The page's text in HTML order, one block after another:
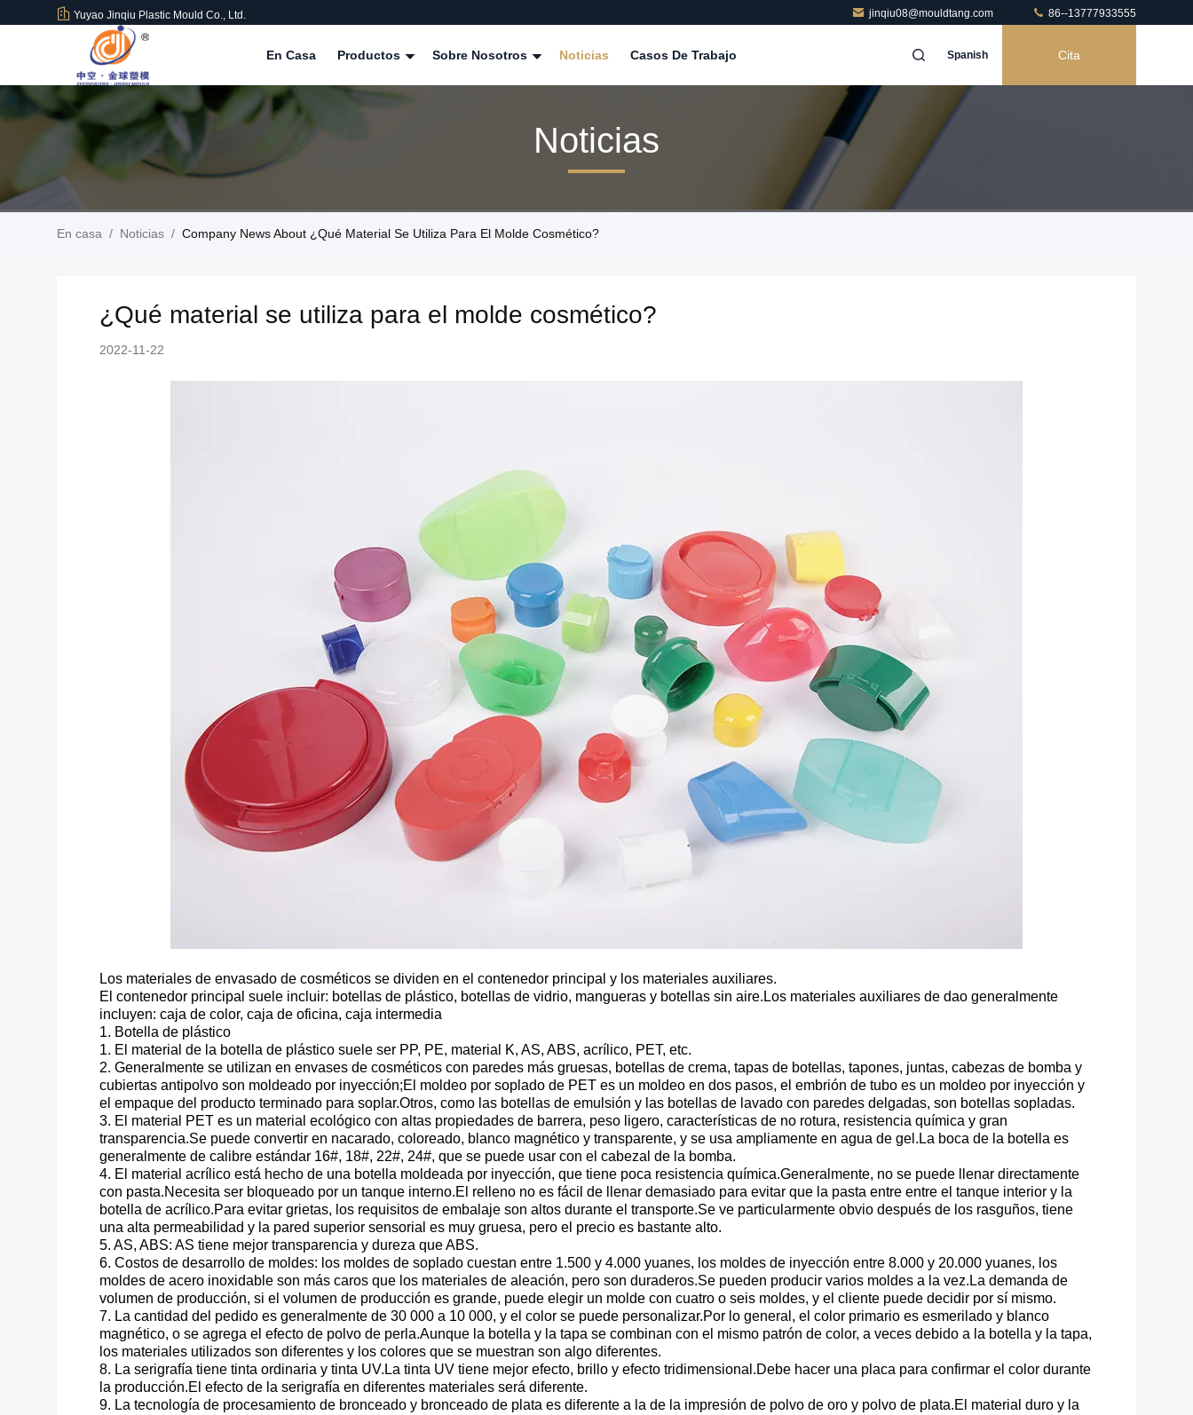
Yuyao Jinqiu Plastic Mould Co., Ltd. jinqiu08@mouldtang.com 86--13777933555
En Casa Productos Sobre Nosotros Noticias Casos De Trabajo Spanish Cita
Noticias
En casa / Noticias / Company News About ¿Qué Material Se Utiliza Para El Molde Cosmético?
¿Qué material se utiliza para el molde cosmético?
2022-11-22
Los materiales de envasado de cosméticos se dividen en el contenedor principal y los materiales auxiliares.
El contenedor principal suele incluir: botellas de plástico, botellas de vidrio, mangueras y botellas sin aire.Los materiales auxiliares de dao generalmente
incluyen: caja de color, caja de oficina, caja intermedia
1. Botella de plástico
1. El material de la botella de plástico suele ser PP, PE, material K, AS, ABS, acrílico, PET, etc.
2. Generalmente se utilizan en envases de cosméticos con paredes más gruesas, botellas de crema, tapas de botellas, tapones, juntas, cabezas de bomba y
cubiertas antipolvo son moldeado por inyección;El moldeo por soplado de PET es un moldeo en dos pasos, el embrión de tubo es un moldeo por inyección y
el empaque del producto terminado para soplar.Otros, como las botellas de emulsión y las botellas de lavado con paredes delgadas, son botellas sopladas.
3. El material PET es un material ecológico con altas propiedades de barrera, peso ligero, características de no rotura, resistencia química y gran
transparencia.Se puede convertir en nacarado, coloreado, blanco magnético y transparente, y se usa ampliamente en agua de gel.La boca de la botella es
generalmente de calibre estándar 16#, 18#, 22#, 24#, que se puede usar con el cabezal de la bomba.
4. El material acrílico está hecho de una botella moldeada por inyección, que tiene poca resistencia química.Generalmente, no se puede llenar directamente
con pasta.Necesita ser bloqueado por un tanque interno.El relleno no es fácil de llenar demasiado para evitar que la pasta entre entre el tanque interior y la
botella de acrílico.Para evitar grietas, los requisitos de embalaje son altos durante el transporte.Se ve particularmente obvio después de los rasguños, tiene
una alta permeabilidad y la pared superior sensorial es muy gruesa, pero el precio es bastante alto.
5. AS, ABS: AS tiene mejor transparencia y dureza que ABS.
6. Costos de desarrollo de moldes: los moldes de soplado cuestan entre 1.500 y 4.000 yuanes, los moldes de inyección entre 8.000 y 20.000 yuanes, los
moldes de acero inoxidable son más caros que los materiales de aleación, pero son duraderos.Se pueden producir varios moldes a la vez.La demanda de
volumen de producción, si el volumen de producción es grande, puede elegir un molde con cuatro o seis moldes, y el cliente puede decidir por sí mismo.
7. La cantidad del pedido es generalmente de 30 000 a 10 000, y el color se puede personalizar.Por lo general, el color primario es esmerilado y blanco
magnético, o se agrega el efecto de polvo de perla.Aunque la botella y la tapa se combinan con el mismo patrón de color, a veces debido a la botella y la tapa,
los materiales utilizados son diferentes y los colores que se muestran son algo diferentes.
8. La serigrafía tiene tinta ordinaria y tinta UV.La tinta UV tiene mejor efecto, brillo y efecto tridimensional.Debe hacer una placa para confirmar el color durante
la producción.El efecto de la serigrafía en diferentes materiales será diferente.
9. La tecnología de procesamiento de bronceado y bronceado de plata es diferente a la de la impresión de polvo de oro y polvo de plata.El material duro y la